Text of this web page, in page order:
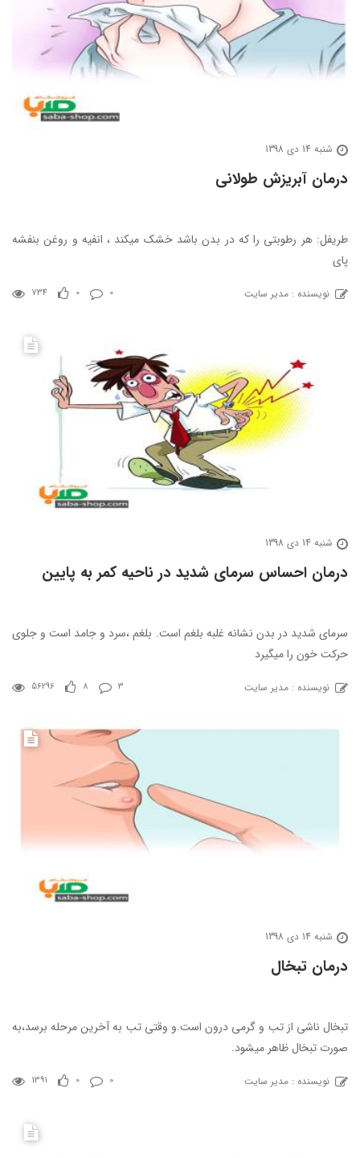
شنبه 14 دی 1398
درمان آبریزش طولانی
طریفل: هر رطوبتی را که در بدن باشد خشک میکند ، انفیه و روغن بنفشه
پای
نویسنده : مدیر سایت 734 0 0
شنبه 14 دی 1398
درمان احساس سرمای شدید در ناحیه کمر به پایین
سرمای شدید در بدن نشانه غلبه بلغم است. بلغم ،سرد و جامد است و جلوی
حرکت خون را میگیرد
نویسنده : مدیر سایت 56296 8 3
شنبه 14 دی 1398
درمان تبخال
تبخال ناشی از تب و گرمی درون است.و وقتی تب به آخرین مرحله برسد،به
صورت تبخال ظاهر میشود.
نویسنده : مدیر سایت 1391 0 0